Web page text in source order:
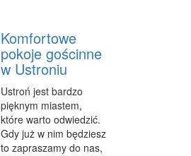
Komfortowe
pokoje gościnne
w Ustroniu
Ustroń jest bardzo
pięknym miastem,
które warto odwiedzić.
Gdy już w nim będziesz
to zapraszamy do nas,